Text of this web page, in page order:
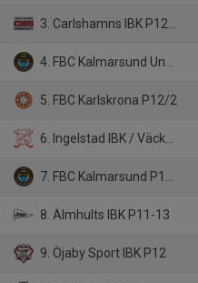
3. Carlshamns IBK P12-13/1
4. FBC Kalmarsund Ungdom P12
5. FBC Karlskrona P12/2
6. Ingelstad IBK / Väckelsångs IK P12
7. FBC Kalmarsund P12/1
8. Älmhults IBK P11-13
9. Öjaby Sport IBK P12